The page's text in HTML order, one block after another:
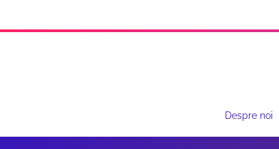
Despre noi